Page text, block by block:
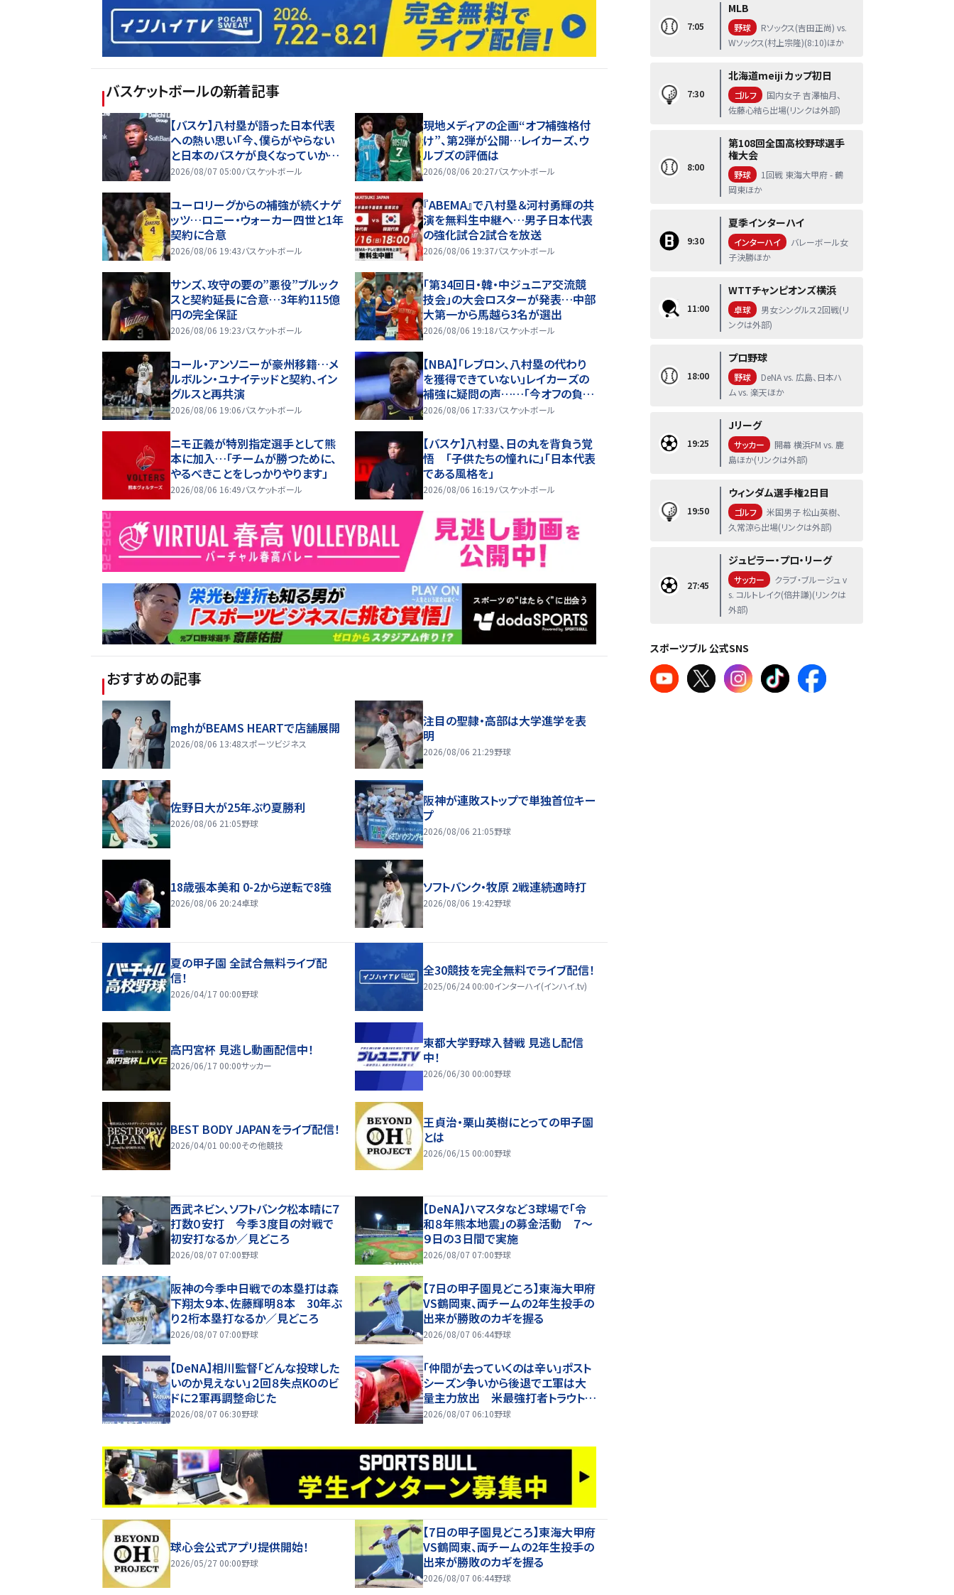
バスケットボールの新着記事
【バスケ】八村塁が語った日本代表
への熱い思い「今、僕らがやらない
と日本のバスケが良くなっていかな
い」
2026/08/07 05:00バスケットボール
現地メディアの企画“オフ補強格付
け”、第2弾が公開…レイカーズ、ウ
ルブズの評価は
2026/08/06 20:27バスケットボール
ユーロリーグからの補強が続くナゲ
ッツ…ロニー・ウォーカー四世と1年
契約に合意
2026/08/06 19:43バスケットボール
『ABEMA』で八村塁＆河村勇輝の共
演を無料生中継へ…男子日本代表
の強化試合2試合を放送
2026/08/06 19:37バスケットボール
サンズ、攻守の要の”悪役”ブルック
スと契約延長に合意…3年約115億
円の完全保証
2026/08/06 19:23バスケットボール
「第34回日・韓・中ジュニア交流競
技会」の大会ロスターが発表…中部
大第一から馬越ら3名が選出
2026/08/06 19:18バスケットボール
コール・アンソニーが豪州移籍…メ
ルボルン・ユナイテッドと契約、イン
グルスと再共演
2026/08/06 19:06バスケットボール
【NBA】「レブロン、八村塁の代わり
を獲得できていない」レイカーズの
補強に疑問の声……「今オフの負け
組」という指摘も
2026/08/06 17:33バスケットボール
ニモ正義が特別指定選手として熊
本に加入…「チームが勝つために、
やるべきことをしっかりやります」
2026/08/06 16:49バスケットボール
【バスケ】八村塁、日の丸を背負う覚
悟 「子供たちの憧れに」「日本代表
である風格を」
2026/08/06 16:19バスケットボール
おすすめの記事
mghがBEAMS HEARTで店舗展開
2026/08/06 13:48スポーツビジネス
注目の聖隷・高部は大学進学を表
明
2026/08/06 21:29野球
佐野日大が25年ぶり夏勝利
2026/08/06 21:05野球
阪神が連敗ストップで単独首位キー
プ
2026/08/06 21:05野球
18歳張本美和 0-2から逆転で8強
2026/08/06 20:24卓球
ソフトバンク・牧原 2戦連続適時打
2026/08/06 19:42野球
夏の甲子園 全試合無料ライブ配
信！
2026/04/17 00:00野球
全30競技を完全無料でライブ配信！
2025/06/24 00:00インターハイ(インハイ.tv)
高円宮杯 見逃し動画配信中！
2026/06/17 00:00サッカー
東都大学野球入替戦 見逃し配信
中！
2026/06/30 00:00野球
BEST BODY JAPANをライブ配信！
2026/04/01 00:00その他競技
王貞治・栗山英樹にとっての甲子園
とは
2026/06/15 00:00野球
西武ネビン、ソフトバンク松本晴に７
打数０安打 今季３度目の対戦で
初安打なるか／見どころ
2026/08/07 07:00野球
【DeNA】ハマスタなど３球場で「令
和８年熊本地震」の募金活動 ７～
９日の３日間で実施
2026/08/07 07:00野球
阪神の今季中日戦での本塁打は森
下翔太９本、佐藤輝明８本 30年ぶ
り２桁本塁打なるか／見どころ
2026/08/07 07:00野球
【7日の甲子園見どころ】東海大甲府
VS鶴岡東、両チームの2年生投手の
出来が勝敗のカギを握る
2026/08/07 06:44野球
【DeNA】相川監督「どんな投球した
いのか見えない」２回８失点KOのビ
ドに２軍再調整命じた
2026/08/07 06:30野球
「仲間が去っていくのは辛い」ポスト
シーズン争いから後退でエ軍は大
量主力放出 米最強打者トラウトが
球団意向に本音吐露「理想とはかけ
2026/08/07 06:10野球
球心会公式アプリ提供開始！
2026/05/27 00:00野球
【7日の甲子園見どころ】東海大甲府
VS鶴岡東、両チームの2年生投手の
出来が勝敗のカギを握る
2026/08/07 06:44野球
7:05
MLB
野球
Rソックス(吉田正尚) vs.
Wソックス(村上宗隆)(8:10)ほか
7:30
北海道meiji カップ初日
ゴルフ
国内女子 吉澤柚月、
佐藤心結ら出場(リンクは外部)
8:00
第108回全国高校野球選手
権大会
野球
1回戦 東海大甲府 - 鶴
岡東ほか
9:30
夏季インターハイ
インターハイ
バレーボール女
子決勝ほか
11:00
WTTチャンピオンズ横浜
卓球
男女シングルス2回戦(リ
ンクは外部)
18:00
プロ野球
野球
DeNA vs. 広島、日本ハ
ム vs. 楽天ほか
19:25
Jリーグ
サッカー
開幕 横浜FM vs. 鹿
島ほか(リンクは外部)
19:50
ウィンダム選手権2日目
ゴルフ
米国男子 松山英樹、
久常涼ら出場(リンクは外部)
27:45
ジュピラー・プロ・リーグ
サッカー
クラブ・ブルージュ v
s. コルトレイク(倍井謙)(リンクは
外部)
スポーツブル 公式SNS